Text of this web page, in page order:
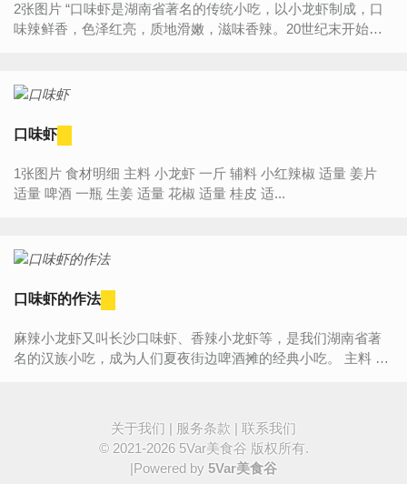
2张图片 “口味虾是湖南省著名的传统小吃，以小龙虾制成，口
味辣鲜香，色泽红亮，质地滑嫩，滋味香辣。20世纪末开始传
口味虾
1张图片 食材明细 主料 小龙虾 一斤 辅料 小红辣椒 适量 姜片
适量 啤酒 一瓶 生姜 适量 花椒 适量 桂皮 适...
口味虾的作法
麻辣小龙虾又叫长沙口味虾、香辣小龙虾等，是我们湖南省著
名的汉族小吃，成为人们夏夜街边啤酒摊的经典小吃。 主料 小
关于我们 | 服务条款 | 联系我们
© 2021-2026 5Var美食谷 版权所有.
|Powered by 5Var美食谷